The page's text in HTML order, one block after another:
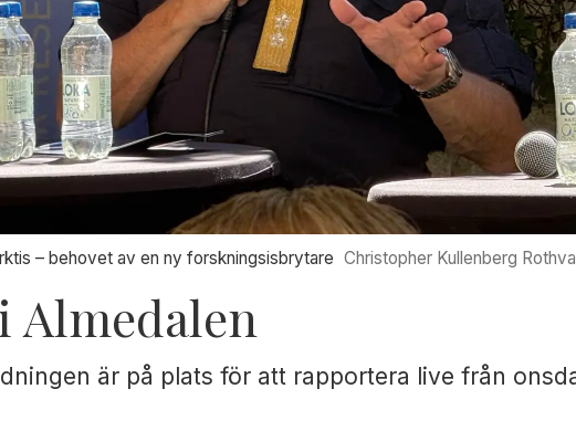
– behovet av en ny forskningsisbrytare Christopher Kullenberg
Almedalen
är på plats för att rapportera live från